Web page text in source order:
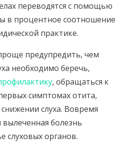
переводятся с помощью
в процентное соотношение
практике.
предупредить, чем
необходимо беречь,
, обращаться к
симптомах отита,
слуха. Вовремя
болезнь
слуховых органов.